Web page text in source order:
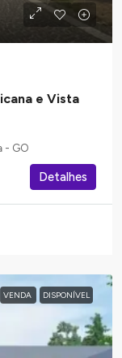
e Vista
- GO
Detalhes
VENDA DISPONÍVEL